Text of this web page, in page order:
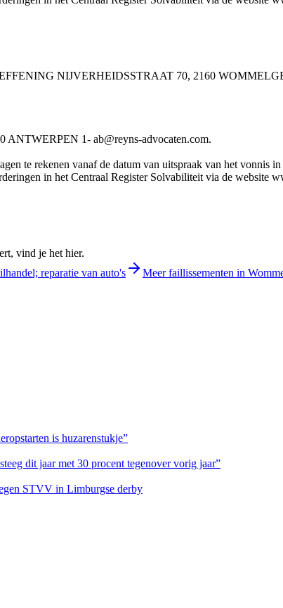
NIJVERHEIDSSTRAAT 70, 2160
1- ab@reyns-advocaten.com.
te rekenen vanaf de datum van uitspraak van het vonnis
in het Centraal Register Solvabiliteit via de website
vind je het hier.
reparatie van auto's
Meer faillissementen in
is huzarenstukje”
dit jaar met 30 procent tegenover vorig jaar”
STVV in Limburgse derby